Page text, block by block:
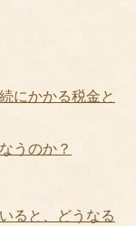
にかかる税金と
うのか？
ると、どうなる